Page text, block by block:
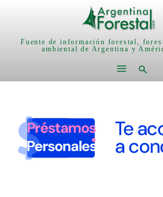
Fuente de información forestal,
ambiental de Argentina y